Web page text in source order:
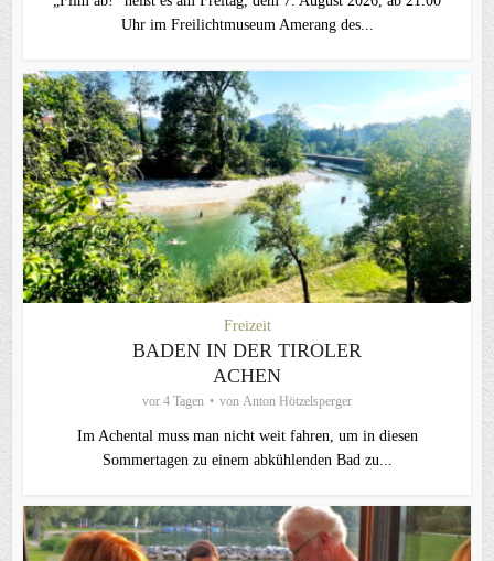
Uhr im Freilichtmuseum Amerang des...
Freizeit
BADEN IN DER TIROLER
ACHEN
vor 4 Tagen von Anton Hötzelsperger
Im Achental muss man nicht weit fahren, um in diesen
Sommertagen zu einem abkühlenden Bad zu...